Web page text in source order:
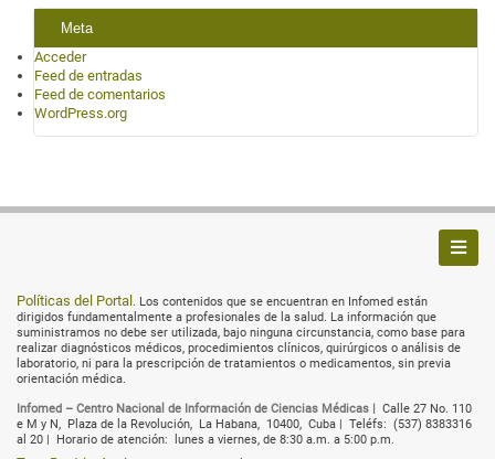
Meta
Acceder
Feed de entradas
Feed de comentarios
WordPress.org
Políticas del Portal . Los contenidos que se encuentran en Infomed están
dirigidos fundamentalmente a profesionales de la salud. La información que
suministramos no debe ser utilizada, bajo ninguna circunstancia, como base para
realizar diagnósticos médicos, procedimientos clínicos, quirúrgicos o análisis de
laboratorio, ni para la prescripción de tratamientos o medicamentos, sin previa
orientación médica.
Infomed – Centro Nacional de Información de Ciencias Médicas | Calle 27 No. 110
e M y N, Plaza de la Revolución, La Habana, 10400, Cuba | Teléfs: (537) 8383316
al 20 |
Horario de atención: lunes a viernes, de 8:30 a.m. a 5:00 p.m.